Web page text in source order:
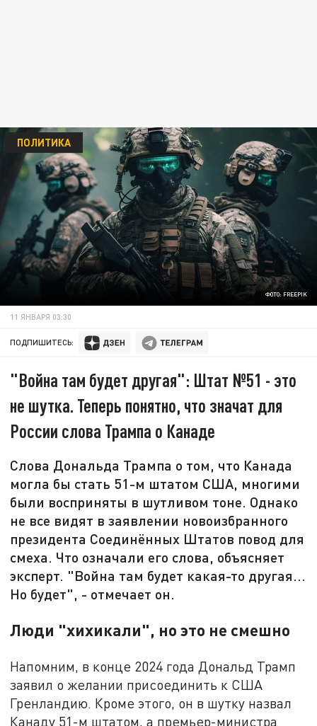
ФОТО: FREEPIK
ПОЛИТИКА
11 ЯНВАРЯ 03:30
ПОДПИШИТЕСЬ:
"Война там будет другая": Штат №51 - это
не шутка. Теперь понятно, что значат для
России слова Трампа о Канаде
Слова Дональда Трампа о том, что Канада
могла бы стать 51-м штатом США, многими
были восприняты в шутливом тоне. Однако
не все видят в заявлении новоизбранного
президента Соединённых Штатов повод для
смеха. Что означали его слова, объясняет
эксперт. "Война там будет какая-то другая...
Но будет", - отмечает он.
Люди "хихикали", но это не смешно
Напомним, в конце ​​2024 года Дональд Трамп
заявил о желании присоединить к США
Гренландию. Кроме этого, он в шутку назвал
Канаду 51-м штатом, а премьер-министра